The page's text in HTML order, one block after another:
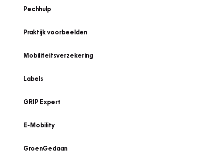
Pechhulp
Praktijk voorbeelden
Mobiliteitsverzekering
Labels
GRIP Expert
E-Mobility
GroenGedaan